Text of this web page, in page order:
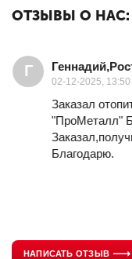
ОТЗЫВЫ О НАС:
Г
02-12-2025, 13:50
Заказал
"ПроМеталл"
Благодарю.
НАПИСАТЬ ОТЗЫВ